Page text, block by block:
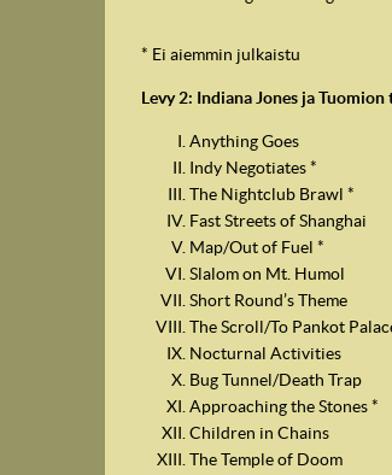
* Ei aiemmin julkaistu
Levy 2: Indiana Jones ja Tuomion
Anything Goes
Indy Negotiates *
The Nightclub Brawl *
Fast Streets of Shanghai
Map/Out of Fuel *
Slalom on Mt. Humol
Short Round’s Theme
The Scroll/To Pankot
Nocturnal Activities
Bug Tunnel/Death Trap
Approaching the Stones *
Children in Chains
The Temple of Doom